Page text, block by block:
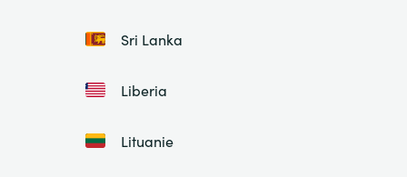
Sri Lanka
Liberia
Lituanie